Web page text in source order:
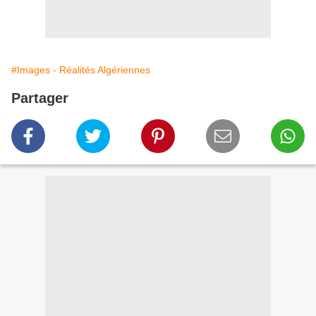
#Images - Réalités Algériennes
Partager